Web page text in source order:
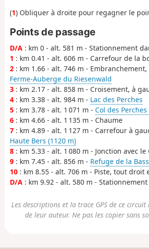
(1) Obliquer à droite pour regagner le
Points de passage
D/A : km 0 - alt. 581 m - Stationnement
1 : km 0.41 - alt. 606 m - Carrefour de la
2 : km 1.66 - alt. 746 m -
Ferme-Auberge du Riesenwald
3 : km 2.17 - alt. 858 m - Croisement, à
4 : km 3.38 - alt. 984 m - Lac des Perches
5 : km 3.78 - alt. 1 071 m - Col des
6 : km 4.66 - alt. 1 135 m - Chaume
7 : km 4.89 - alt. 1 127 m - Carrefour à
Haute Bers (1120 m)
8 : km 5.33 - alt. 1 080 m - Jonction avec le
9 : km 7.45 - alt. 856 m - Refuge de la
10 : km 8.55 - alt. 706 m - Piste, tout droit
D/A : km 9.92 - alt. 580 m -
Les descriptions et la trace GPS de ce
de leur auteur. Ne pas les copier sans